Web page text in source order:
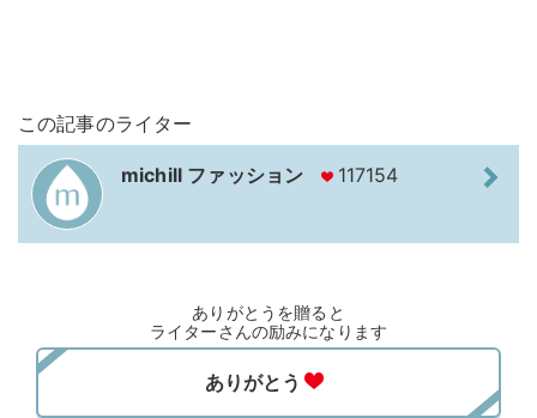
この記事のライター
michill ファッション 117154
ありがとうを贈ると
ライターさんの励みになります